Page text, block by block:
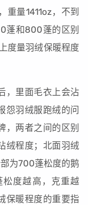
量1411oz，不到
蓬和800蓬的区别
度量羽绒保暖程度
，里面毛衣上会沾
怨羽绒服跑绒的问
，两者之间的区别
绒程度；北面羽绒
为700蓬松度的鹅
度越高，克重越
保暖程度的重要指